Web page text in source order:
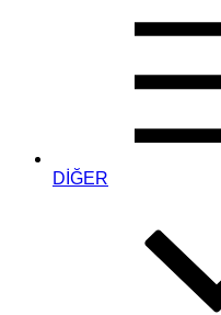
DİĞER